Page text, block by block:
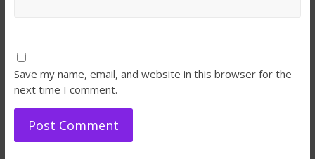
Save my name, email, and website in this browser for the
next time I comment.